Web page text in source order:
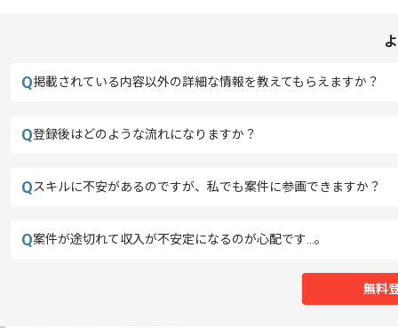
Q掲載されている内容以外の詳細な情報を教えてもらえますか？
Q登録後はどのような流れになりますか？
Qスキルに不安があるのですが、私でも案件に参画できますか？
Q案件が途切れて収入が不安定になるのが心配です…。
無料